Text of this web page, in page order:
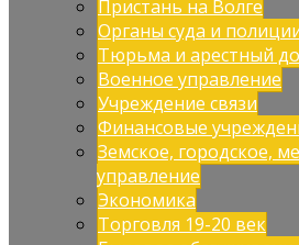
Пристань на Волге
Органы суда и
Тюрьма и арестный
Военное управление
Учреждение связи
Финансовые
Земское, городское,
управление
Экономика
Торговля 19-20 век